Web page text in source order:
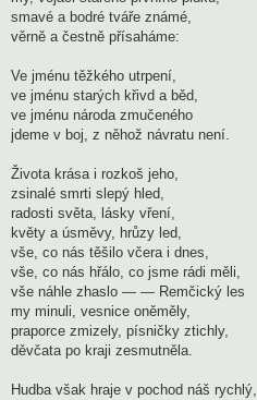
smavé a bodré tváře známé,
věrně a čestně přísaháme:
Ve jménu těžkého utrpení,
ve jménu starých křivd a běd,
ve jménu národa zmučeného
jdeme v boj, z něhož návratu není.
Života krása i rozkoš jeho,
zsinalé smrti slepý hled,
radosti světa, lásky vření,
květy a úsměvy, hrůzy led,
vše, co nás těšilo včera i dnes,
vše, co nás hřálo, co jsme rádi měli,
vše náhle zhaslo — — Remčický les
my minuli, vesnice oněměly,
praporce zmizely, písničky ztichly,
děvčata po kraji zesmutněla.
Hudba však hraje v pochod náš rychlý,